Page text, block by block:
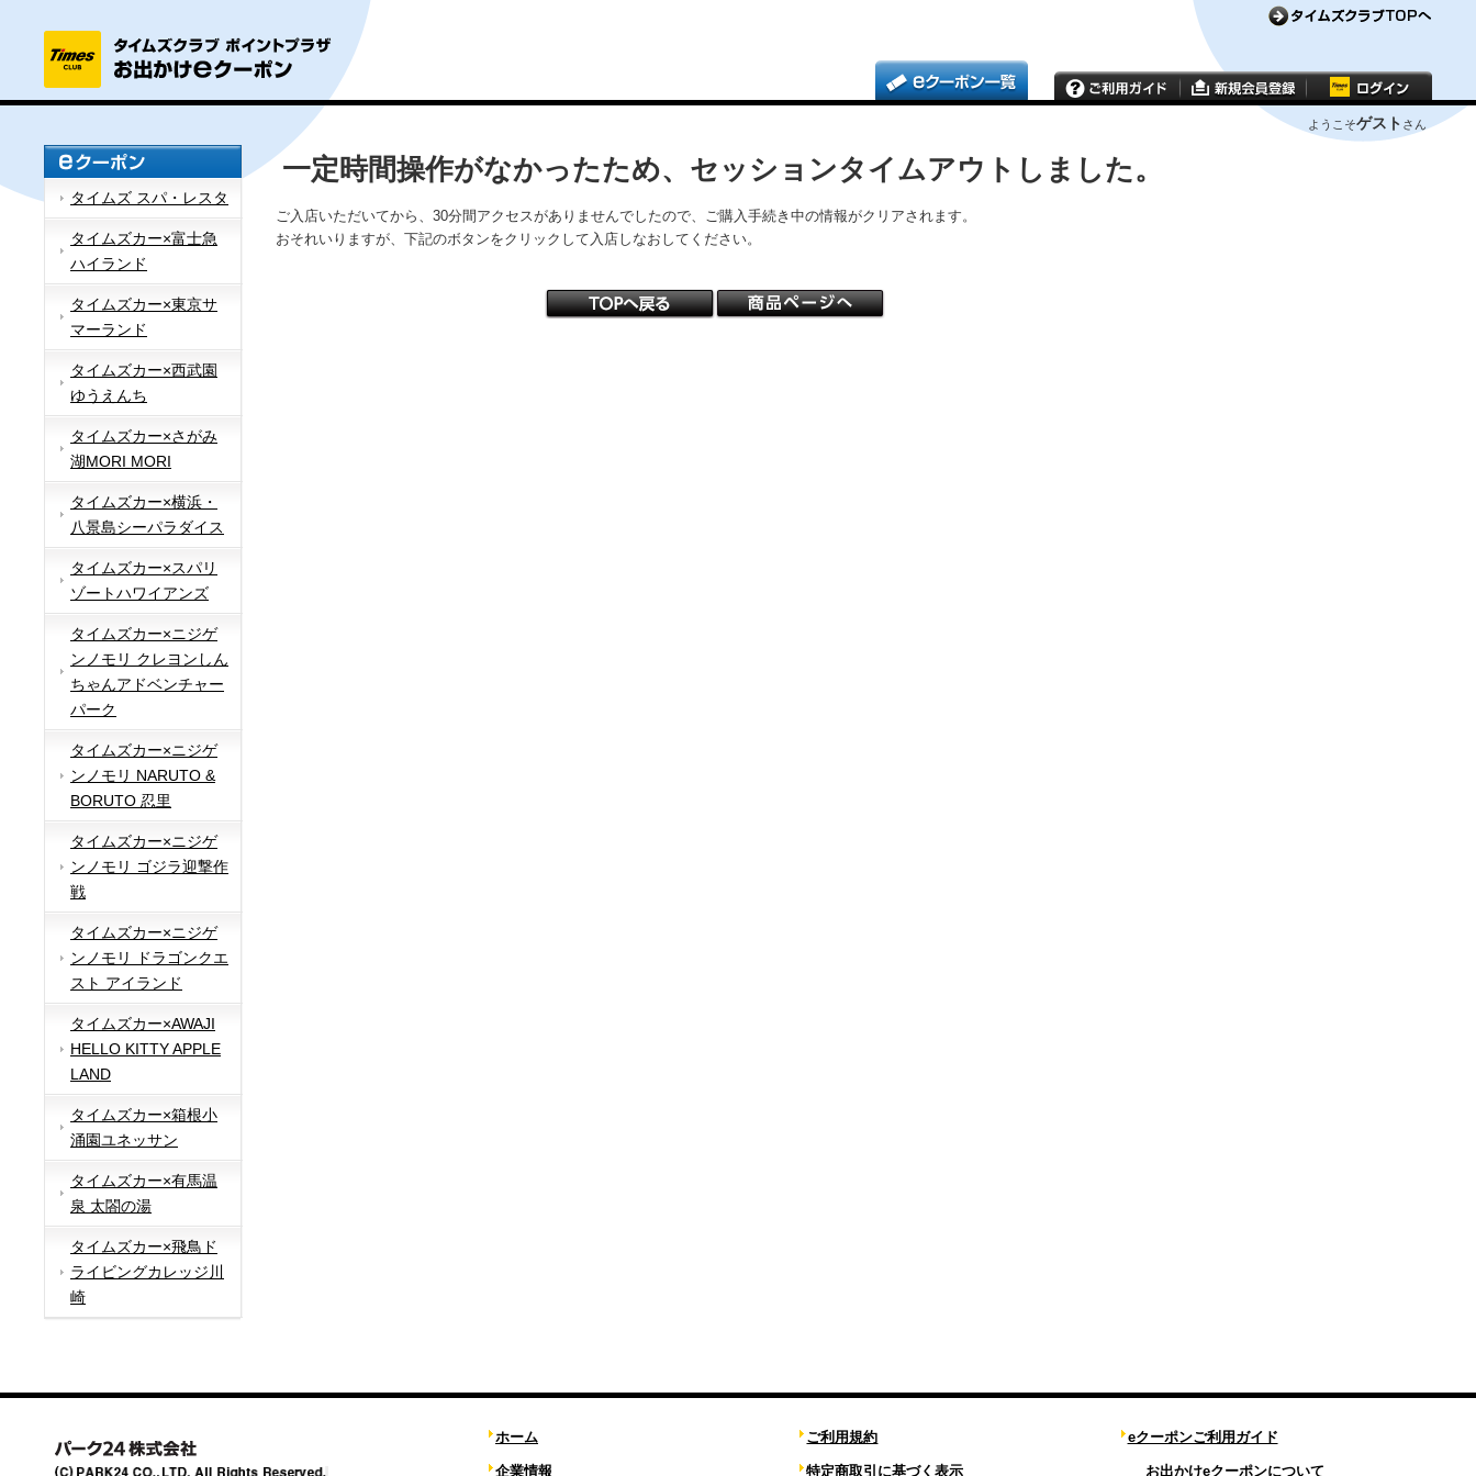
ようこそゲスト さん
タイムズ スパ・レスタ
タイムズカー×富士急
ハイランド
タイムズカー×東京サ
マーランド
タイムズカー×西武園
ゆうえんち
タイムズカー×さがみ
湖MORI MORI
タイムズカー×横浜・
八景島シーパラダイス
タイムズカー×スパリ
ゾートハワイアンズ
タイムズカー×ニジゲ
ンノモリ クレヨンしん
ちゃんアドベンチャー
パーク
タイムズカー×ニジゲ
ンノモリ NARUTO &
BORUTO 忍里
タイムズカー×ニジゲ
ンノモリ ゴジラ迎撃作
戦
タイムズカー×ニジゲ
ンノモリ ドラゴンクエ
スト アイランド
タイムズカー×AWAJI
HELLO KITTY APPLE
LAND
タイムズカー×箱根小
涌園ユネッサン
タイムズカー×有馬温
泉 太閤の湯
タイムズカー×飛鳥ド
ライビングカレッジ川
崎
一定時間操作がなかったため、セッションタイムアウトしました。
ご入店いただいてから、30分間アクセスがありませんでしたので、ご購入手続き中の情報がクリアされます。
おそれいりますが、下記のボタンをクリックして入店しなおしてください。
ホーム
企業情報
ご利用規約
特定商取引に基づく表示
eクーポンご利用ガイド
お出かけeクーポンについて